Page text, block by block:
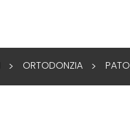
> ORTODONZIA >